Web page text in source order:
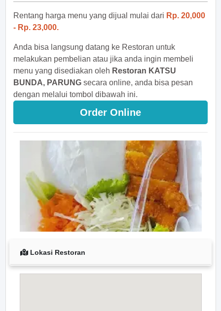
Rentang harga menu yang dijual mulai dari Rp. 20,000
- Rp. 23,000.
Anda bisa langsung datang ke Restoran untuk
melakukan pembelian atau jika anda ingin membeli
menu yang disediakan oleh Restoran KATSU
BUNDA, PARUNG secara online, anda bisa pesan
dengan melalui tombol dibawah ini.
Order Online
Lokasi Restoran